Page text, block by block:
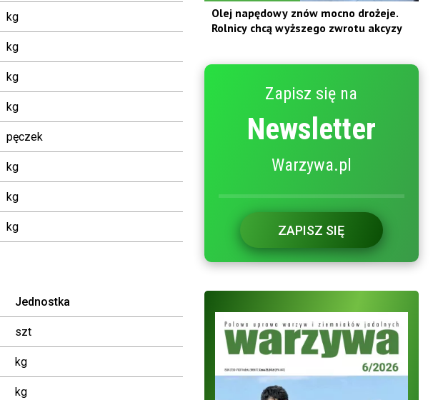
kg
kg
kg
kg
pęczek
kg
kg
kg
Jednostka
szt
kg
kg
Olej napędowy znów mocno drożeje.
Rolnicy chcą wyższego zwrotu akcyzy
Zapisz się na
Newsletter
Warzywa.pl
ZAPISZ SIĘ